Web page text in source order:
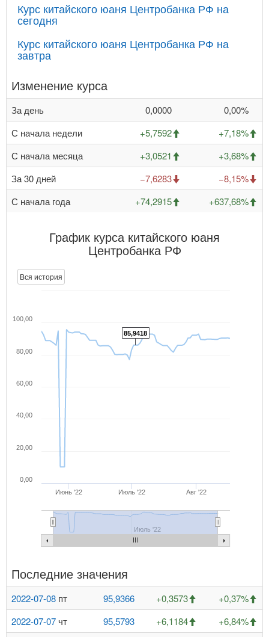
Курс китайского юаня Центробанка РФ на
сегодня
Курс китайского юаня Центробанка РФ на
завтра
Изменение курса
За день 0,0000
0,00%
С начала недели
+5,7592
+7,18%
С начала месяца
+3,0521
+3,68%
За 30 дней
−7,6283
−8,15%
С начала года
+74,2915 +637,68%
График курса китайского юаня
Центробанка РФ
Вся история
85,9418
Июнь '22 Июль '22 Авг '22
Июль '22
0,00
20,00
40,00
60,00
80,00
100,00
Последние значения
2022-07-08 пт 95,9366 +0,3573
+0,37%
2022-07-07 чт 95,5793 +6,1184
+6,84%